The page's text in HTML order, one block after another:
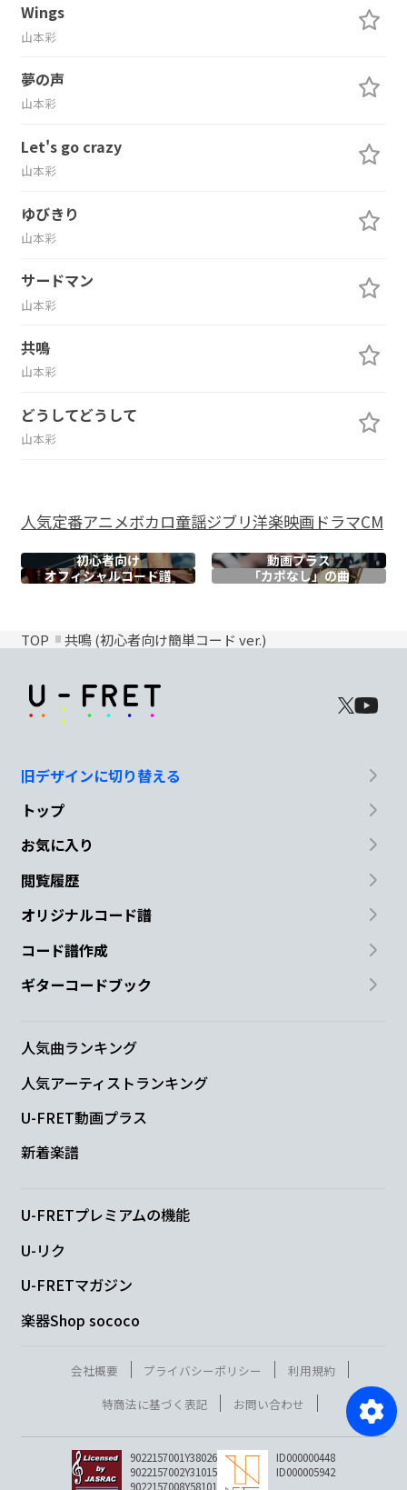
Wings
山本彩
夢の声
山本彩
Let's go crazy
山本彩
ゆびきり
山本彩
サードマン
山本彩
共鳴
山本彩
どうしてどうして
山本彩
人気定番アニメボカロ童謡ジブリ洋楽映画ドラマCM
初心者向け
動画プラス
オフィシャルコード譜 「カポなし」の曲
TOP 共鳴 (初心者向け簡単コード ver.)
旧デザインに切り替える
トップ
お気に入り
閲覧履歴
オリジナルコード譜
コード譜作成
ギターコードブック
人気曲ランキング
人気アーティストランキング
U-FRET動画プラス
新着楽譜
U-FRETプレミアムの機能
U-リク
U-FRETマガジン
楽器Shop sococo
会社概要 プライバシーポリシー
利用規約
特商法に基づく表記
お問い合わせ
9022157001Y38026
9022157002Y31015
9022157008Y58101
ID000000448
ID000005942